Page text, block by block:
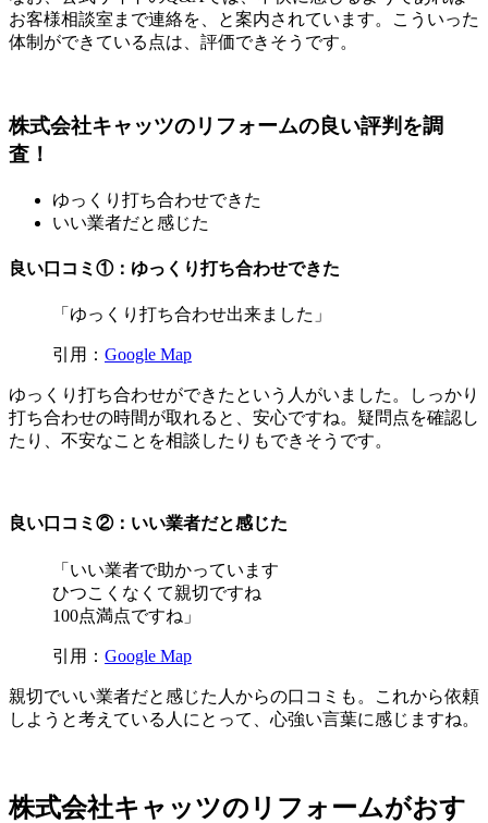
お客様相談室まで連絡を、と案内されています。こういった
体制ができている点は、評価できそうです。
株式会社キャッツのリフォームの良い評判を調
査！
ゆっくり打ち合わせできた
いい業者だと感じた
良い口コミ①：ゆっくり打ち合わせできた
「ゆっくり打ち合わせ出来ました」
引用： Google Map
ゆっくり打ち合わせができたという人がいました。しっかり
打ち合わせの時間が取れると、安心ですね。疑問点を確認し
たり、不安なことを相談したりもできそうです。
良い口コミ②：いい業者だと感じた
「いい業者で助かっています
ひつこくなくて親切ですね
100点満点ですね」
引用： Google Map
親切でいい業者だと感じた人からの口コミも。これから依頼
しようと考えている人にとって、心強い言葉に感じますね。
株式会社キャッツのリフォームがおす